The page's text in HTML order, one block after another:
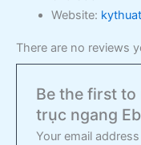
Website:
There are no reviews
Be the first to
trục ngang
Your email